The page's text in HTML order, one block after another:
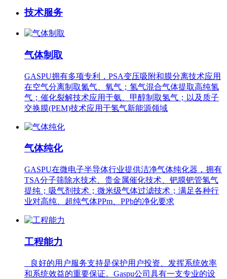
技术服务
气体制取
GASPU拥有多项专利，PSA变压吸附和膜分离技术应用
在空气分离制取氮气、氧气；氢气混合气体提取高纯氢
气；催化裂解技术应用于氨、甲醇制取氢气；以及质子
交换膜(PEM)技术应用于氢气新能源领域
气体纯化
GASPU在微电子半导体行业提供洁净气体纯化器，拥有
TSA分子筛除水技术、贵金属催化技术、钯膜钯管氢气
提纯；吸气剂技术；微米级气体过滤技术；满足各种行
业对高纯、超纯气体PPm、PPb的净化要求
工程能力
良好的用户服务支持是保护用户投资、发挥系统效率
和系统效益的重要保证。Gaspu公司具有一支专业的设